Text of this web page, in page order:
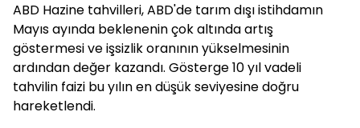
ABD Hazine tahvilleri, ABD'de tarım dışı istihdamın
Mayıs ayında beklenenin çok altında artış
göstermesi ve işsizlik oranının yükselmesinin
ardından değer kazandı. Gösterge 10 yıl vadeli
tahvilin faizi bu yılın en düşük seviyesine doğru
hareketlendi.